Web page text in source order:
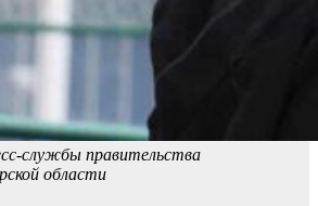
службы правительства
области